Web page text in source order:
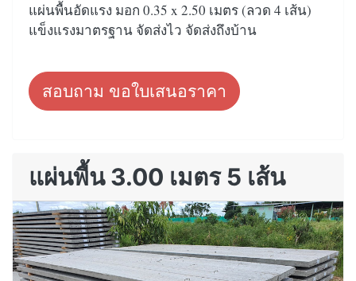
แผ่นพื้นอัดแรง มอก 0.35 x 2.50 เมตร (ลวด 4 เส้น)
แข็งแรงมาตรฐาน จัดส่งไว จัดส่งถึงบ้าน
สอบถาม ขอใบเสนอราคา
แผ่นพื้น 3.00 เมตร 5 เส้น